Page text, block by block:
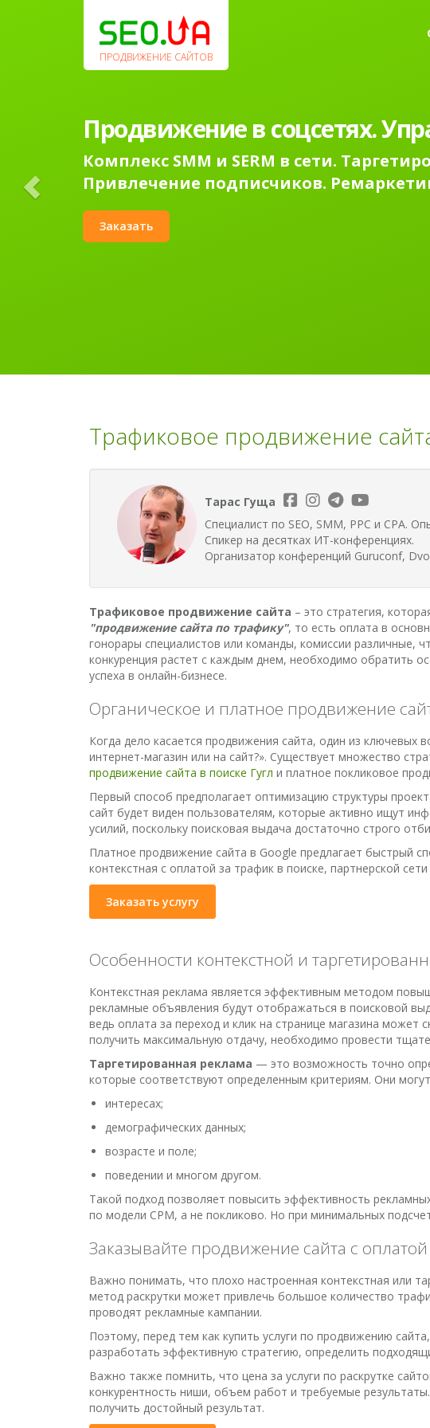
ПРОДВИЖЕНИЕ САЙТОВ
Продвижение в соцсетях.
Комплекс SMM и SERM в сети.
Привлечение подписчиков.
Заказать
Трафиковое продвижение
Тарас Гуща
Специалист по SEO, SMM, PPC и CPA.
Спикер на десятках ИТ-конференциях.
Организатор конференций Guruconf,
Трафиковое продвижение сайта – это стратегия,
"продвижение сайта по трафику", то есть оплата в
гонорары специалистов или команды, комиссии
конкуренция растет с каждым днем, необходимо обратить
успеха в онлайн-бизнесе.
Органическое и платное продвижение
Когда дело касается продвижения сайта, один из ключевых
интернет-магазин или на сайт?». Существует множество
продвижение сайта в поиске Гугл и платное покликовое
Первый способ предполагает оптимизацию структуры
сайт будет виден пользователям, которые активно ищут
усилий, поскольку поисковая выдача достаточно строго
Платное продвижение сайта в Google предлагает быстрый
контекстная с оплатой за трафик в поиске, партнерской
Заказать услугу
Особенности контекстной и
Контекстная реклама является эффективным методом
рекламные объявления будут отображаться в поисковой
ведь оплата за переход и клик на странице магазина
получить максимальную отдачу, необходимо провести
Таргетированная реклама — это возможность точно
которые соответствуют определенным критериям. Они
интересах;
демографических данных;
возрасте и поле;
поведении и многом другом.
Такой подход позволяет повысить эффективность
по модели CPM, а не покликово. Но при минимальных
Заказывайте продвижение сайта с
Важно понимать, что плохо настроенная контекстная или
метод раскрутки может привлечь большое количество
проводят рекламные кампании.
Поэтому, перед тем как купить услуги по продвижению
разработать эффективную стратегию, определить
Важно также помнить, что цена за услуги по раскрутке
конкурентность ниши, объем работ и требуемые
получить достойный результат.